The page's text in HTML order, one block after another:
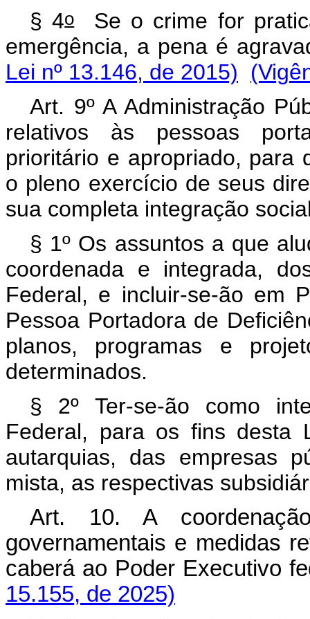
§ 4oSe o crime for
emergência, a pena é
Lei nº 13.146, de 2015)
Art. 9º A Administração
relativos às pessoas
prioritário e apropriado, para
o pleno exercício de seus
sua completa integração
§ 1º Os assuntos a que
coordenada e integrada,
Federal, e incluir-se-ão em
Pessoa Portadora de
planos, programas e
determinados.
§ 2º Ter-se-ão como
Federal, para os fins desta
autarquias, das empresas
mista, as respectivas
Art. 10. A
governamentais e medidas
caberá ao Poder
15.155, de 2025)